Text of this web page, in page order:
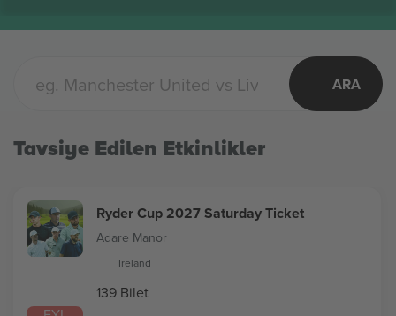
ARA
Tavsiye Edilen Etkinlikler
Ryder Cup 2027 Saturday Ticket
Adare Manor
Ireland
139 Bilet